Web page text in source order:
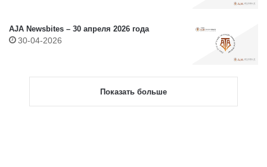
AJA Newsbites – 30 апреля 2026 года
30-04-2026
Показать больше